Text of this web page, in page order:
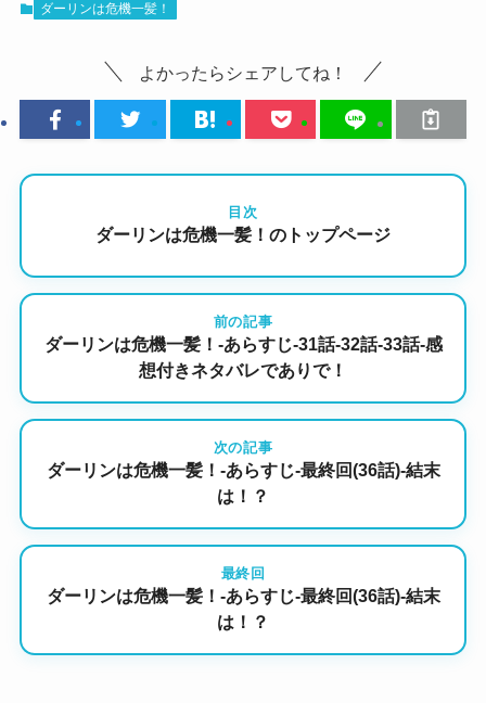
ダーリンは危機一髪！
よかったらシェアしてね！
目次
ダーリンは危機一髪！のトップページ
前の記事
ダーリンは危機一髪！-あらすじ-31話-32話-33話-感
想付きネタバレでありで！
次の記事
ダーリンは危機一髪！-あらすじ-最終回(36話)-結末
は！？
最終回
ダーリンは危機一髪！-あらすじ-最終回(36話)-結末
は！？